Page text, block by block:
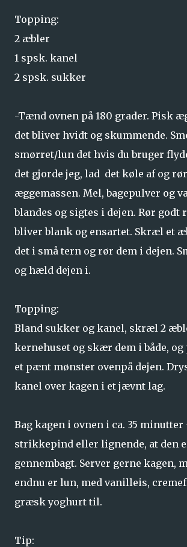
Topping:
2 æbler
1 spsk. kanel
2 spsk. sukker
-Tænd ovnen på 180 grader. Pisk
det bliver hvidt og skummende.
smørret/lun det hvis du bruger
det gjorde jeg, lad det køle af og
æggemassen. Mel, bagepulver og
blandes og sigtes i dejen. Rør godt
bliver blank og ensartet. Skræl et
det i små tern og rør dem i dejen.
og hæld dejen i.
Topping:
Bland sukker og kanel, skræl 2
kernehuset og skær dem i både,
et pænt mønster ovenpå dejen.
kanel over kagen i et jævnt lag.
Bag kagen i ovnen i ca. 35
strikkepind eller lignende, at den
gennembagt. Server gerne kagen,
endnu er lun, med vanilleis,
græsk yoghurt til.
Tip: